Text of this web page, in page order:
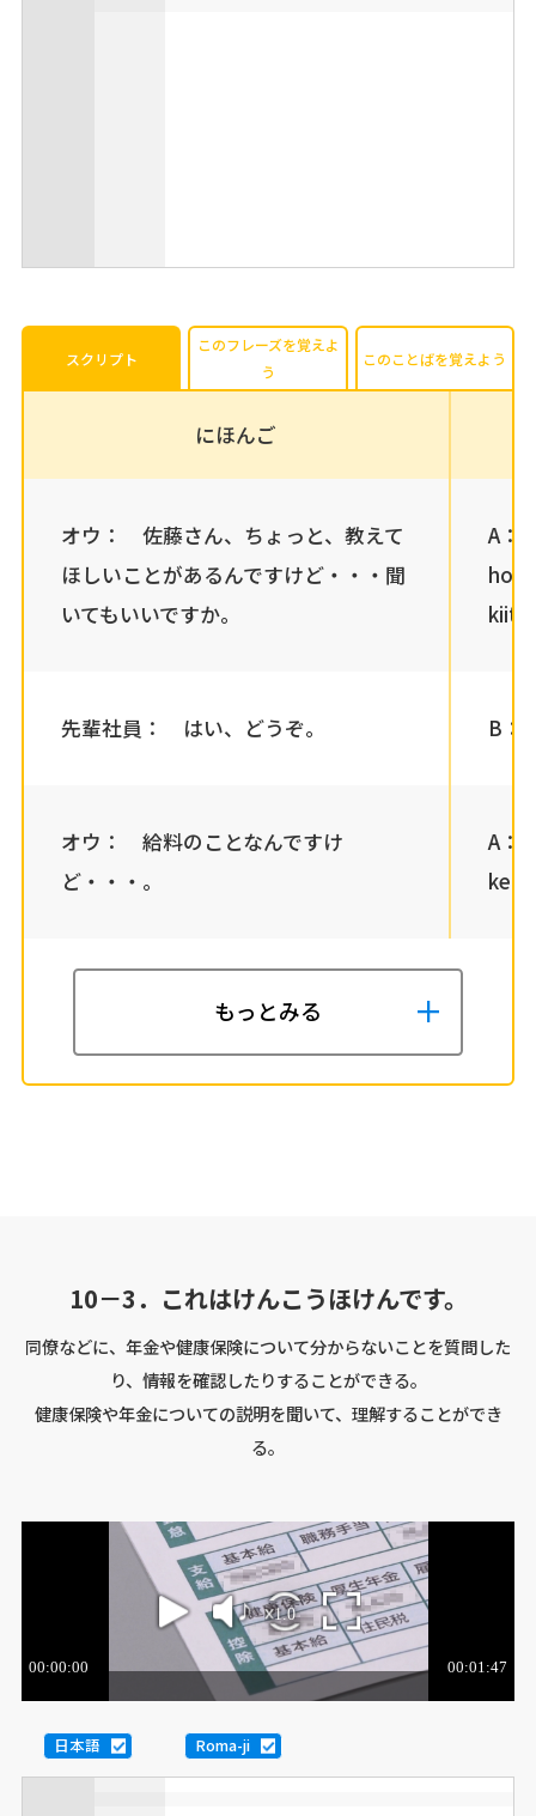
スクリプト
このフレーズを覚えよ
う
このことばを覚えよう
にほんご
オウ： 佐藤さん、ちょっと、教えて
ほしいことがあるんですけど・・・聞
いてもいいですか。
A：
先輩社員： はい、どうぞ。 B：
オウ： 給料のことなんですけ
ど・・・。
A：
もっとみる
10－3．これはけんこうほけんです。
同僚などに、年金や健康保険について分からないことを質問した
り、情報を確認したりすることができる。
健康保険や年金についての説明を聞いて、理解することができ
る。
日本語 Roma-ji